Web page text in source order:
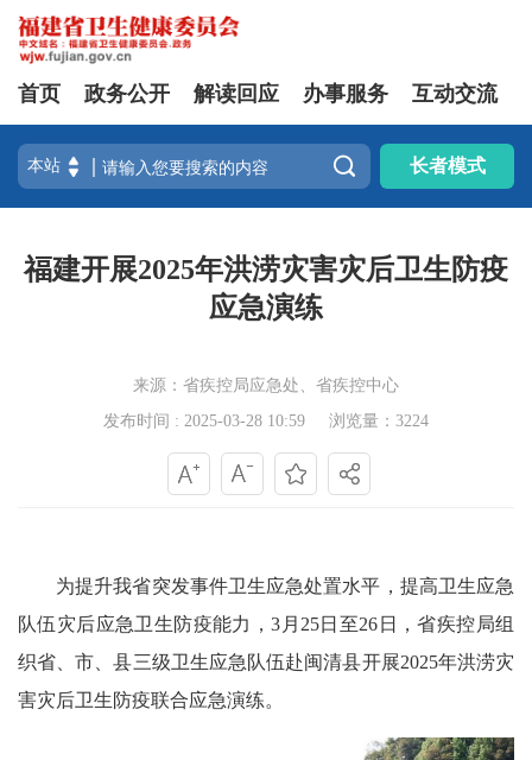
首页 政务公开 解读回应 办事服务 互动交流
 长者模式
福建开展2025年洪涝灾害灾后卫生防疫
应急演练
来源：省疾控局应急处、省疾控中心
发布时间 : 2025-03-28 10:59
浏览量：3224
为提升我省突发事件卫生应急处置水平，提高卫生应急
队伍灾后应急卫生防疫能力，3月25日至26日，省疾控局组
织省、市、县三级卫生应急队伍赴闽清县开展2025年洪涝灾
害灾后卫生防疫联合应急演练。